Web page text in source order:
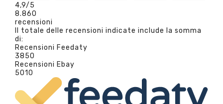
4,9/5
8.860
recensioni
Il totale delle recensioni indicate include la somma
di:
Recensioni Feedaty
3850
Recensioni Ebay
5010